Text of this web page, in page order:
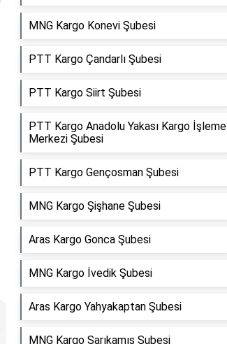
MNG Kargo Konevi Şubesi
PTT Kargo Çandarlı Şubesi
PTT Kargo Siirt Şubesi
PTT Kargo Anadolu Yakası Kargo İşleme
Merkezi Şubesi
PTT Kargo Gençosman Şubesi
MNG Kargo Şişhane Şubesi
Aras Kargo Gonca Şubesi
MNG Kargo İvedik Şubesi
Aras Kargo Yahyakaptan Şubesi
MNG Kargo Sarıkamış Şubesi